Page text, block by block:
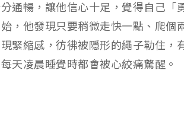
通暢，讓他信心十足，覺得自己「
，他發現只要稍微走快一點、爬個
緊縮感，彷彿被隱形的繩子勒住，
天凌晨睡覺時都會被心絞痛驚醒。